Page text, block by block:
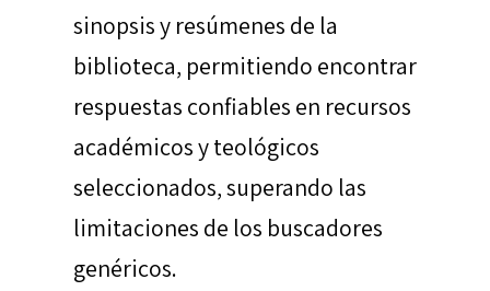
sinopsis y resúmenes de la
biblioteca, permitiendo encontrar
respuestas confiables en recursos
académicos y teológicos
seleccionados, superando las
limitaciones de los buscadores
genéricos.